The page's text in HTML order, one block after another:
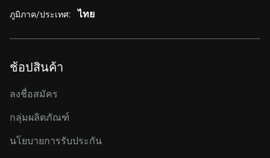
ภูมิภาค/ประเทศ: ไทย
ช้อปสินค้า
ลงชื่อสมัคร
กลุ่มผลิตภัณฑ์
นโยบายการรับประกัน